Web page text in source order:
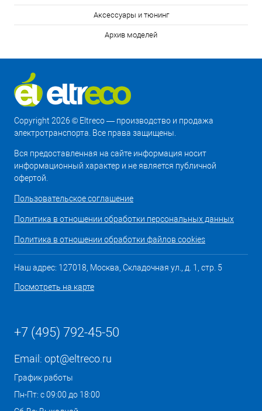
Аксессуары и тюнинг
Архив моделей
Copyright 2026 © Eltreco — производство и продажа
электротранспорта. Все права защищены.
Вся предоставленная на сайте информация носит
информационный характер и не является публичной
офертой.
Пользовательское соглашение
Политика в отношении обработки персональных данных
Политика в отношении обработки файлов cookies
Наш адрес: 127018, Москва, Складочная ул., д. 1, стр. 5
Посмотреть на карте
+7 (495) 792-45-50
Email: opt@eltreco.ru
График работы
Пн-Пт: с 09:00 до 18:00